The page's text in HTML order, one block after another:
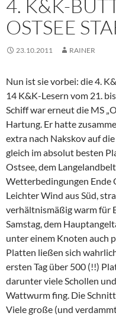
4. K&K-
OSTSEE
23.10.2011 RAINER
Nun ist sie vorbei: die 4.
14 K&K-Lesern vom 21.
Schiff war erneut die MS
Hartung. Er hatte
extra nach Nakskov auf
gleich im absolut besten
Ostsee, dem
Wetterbedingungen Ende
Leichter Wind aus Süd,
verhältnismäßig warm für
Samstag, dem
unter einem Knoten auch
Platten ließen sich
ersten Tag über 500 (!!)
darunter viele Schollen
Wattwurm fing. Die
Viele große (und